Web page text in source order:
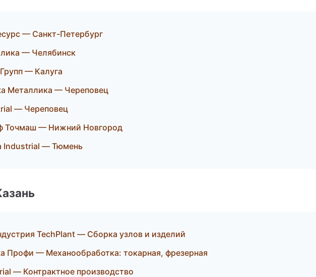
— Санкт-Петербург
— Челябинск
— Калуга
Металлика — Череповец
— Череповец
Точмаш — Нижний Новгород
Industrial — Тюмень
TechPlant — Сборка узлов и изделий
Профи — Механообработка: токарная, фрезерная
— Контрактное производство